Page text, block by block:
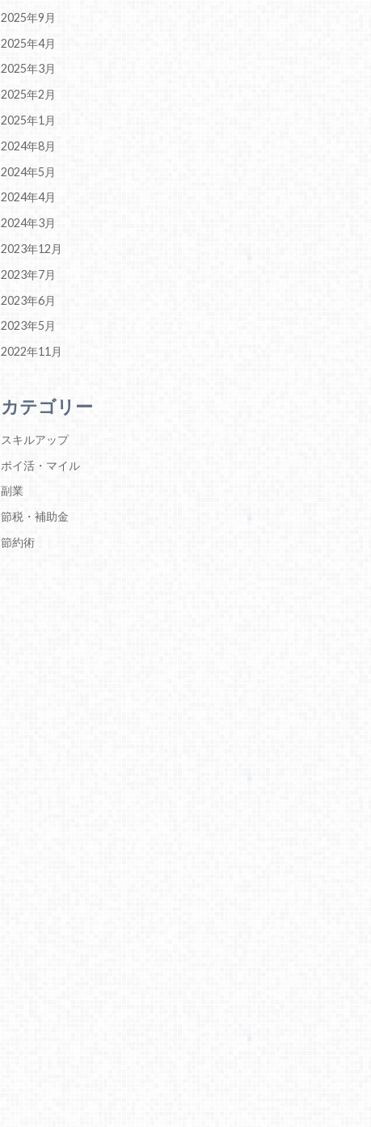
2025年9月
2025年4月
2025年3月
2025年2月
2025年1月
2024年8月
2024年5月
2024年4月
2024年3月
2023年12月
2023年7月
2023年6月
2023年5月
2022年11月
カテゴリー
スキルアップ
ポイ活・マイル
副業
節税・補助金
節約術